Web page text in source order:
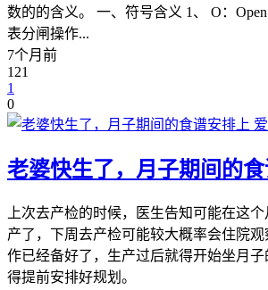
数的的含义。 一、符号含义 1、 O：
表分闸操作...
7个月前
121
1
0
老婆快生了，月子期间的
上次去产检的时候，医生告知可能在这
产了，下周去产检可能较大概率会住院
作已经备好了，生产过后就得开始坐月
得提前安排好规划。